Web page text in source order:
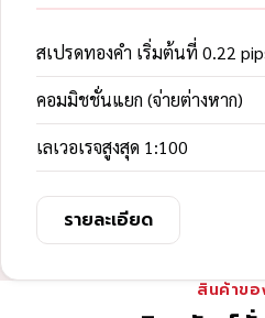
สเปรดทองคำ เริ่มต้นที่ 0.22
คอมมิชชั่นแยก (จ่ายต่างหาก)
เลเวอเรจสูงสุด 1:100
รายละเอียด
สินค้าขอ